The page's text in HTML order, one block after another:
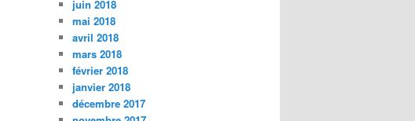
juin 2018
mai 2018
avril 2018
mars 2018
février 2018
janvier 2018
décembre 2017